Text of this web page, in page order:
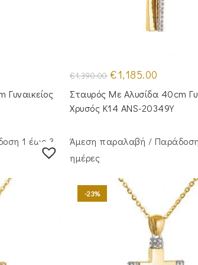
Γυναικείος
€1,390.00 Original
price
was:
€1,390.00.
€1,185.00
τιμή
είναι:
€1,185.00.
Σταυρός Mε Aλυσίδα 40cm
Χρυσός Κ14 ANS-20349Y
1 έως 3
Άμεση παραλαβή /
ημέρες
-23%